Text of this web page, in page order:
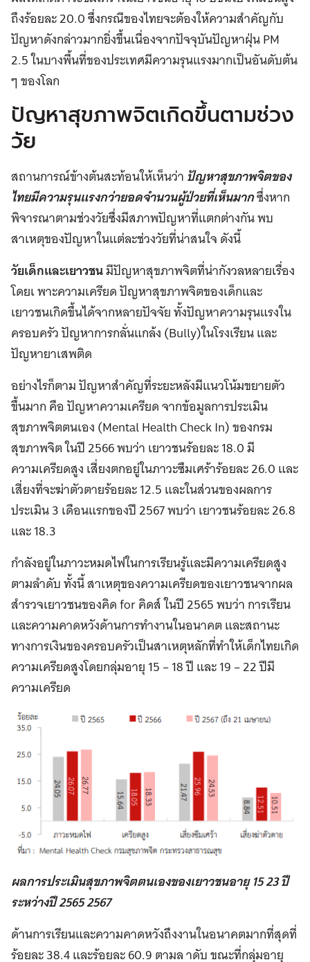
ถึงร้อยละ 20.0 ซึ่งกรณีของไทยจะต้องให้ความสำคัญกับ
ปัญหาดังกล่าวมากยิ่งขึ้นเนื่องจากปัจจุบันปัญหาฝุ่น PM
2.5 ในบางพื้นที่ของประเทศมีความรุนแรงมากเป็นอันดับต้น
ๆ ของโลก
ปัญหาสุขภาพจิตเกิดขึ้นตามช่วง
วัย
สถานการณ์ข้างต้นสะท้อนให้เห็นว่าปัญหาสุขภาพจิตของ
ไทยมีความรุนแรงกว่ายอดจำนวนผู้ป่วยที่เห็นมากซึ่งหาก
พิจารณาตามช่วงวัยซึ่งมีสภาพปัญหาที่แตกต่างกัน พบ
สาเหตุของปัญหาในแต่ละช่วงวัยที่น่าสนใจ ดังนี้
วัยเด็กและเยาวชนมีปัญหาสุขภาพจิตที่น่ากังวลหลายเรื่อง
โดยเ พาะความเครียด ปัญหาสุขภาพจิตของเด็กและ
เยาวชนเกิดขึ้นได้จากหลายปัจจัย ทั้งปัญหาความรุนแรงใน
ครอบครัว ปัญหาการกลั่นแกล้ง (Bully)ในโรงเรียน และ
ปัญหายาเสพติด
อย่างไรก็ตาม ปัญหาสำคัญที่ระยะหลังมีแนวโน้มขยายตัว
ขึ้นมาก คือ ปัญหาความเครียด จากข้อมูลการประเมิน
สุขภาพจิตตนเอง (Mental Health Check In) ของกรม
สุขภาพจิต ในปี 2566 พบว่า เยาวชนร้อยละ 18.0 มี
ความเครียดสูง เสี่ยงตกอยู่ในภาวะซึมเศร้าร้อยละ 26.0 และ
เสี่ยงที่จะฆ่าตัวตายร้อยละ 12.5 และในส่วนของผลการ
ประเมิน 3 เดือนแรกของปี 2567 พบว่า เยาวชนร้อยละ 26.8
และ 18.3
กำลังอยู่ในภาวะหมดไฟในการเรียนรู้และมีความเครียดสูง
ตามลำดับ ทั้งนี้ สาเหตุของความเครียดของเยาวชนจากผล
สำรวจเยาวชนของคิด for คิดส์ ในปี 2565 พบว่า การเรียน
และความคาดหวังด้านการทำงานในอนาคต และสถานะ
ทางการเงินของครอบครัวเป็นสาเหตุหลักที่ทำให้เด็กไทยเกิด
ความเครียดสูงโดยกลุ่มอายุ 15 – 18 ปี และ 19 – 22 ปีมี
ความเครียด
ผลการประเมินสุขภาพจิตตนเองของเยาวชนอายุ 15 23 ปี
ระหว่างปี 2565 2567
ด้านการเรียนและความคาดหวังถึงงานในอนาคตมากที่สุดที่
ร้อยละ 38.4 และร้อยละ 60.9 ตามล าดับ ขณะที่กลุ่มอายุ